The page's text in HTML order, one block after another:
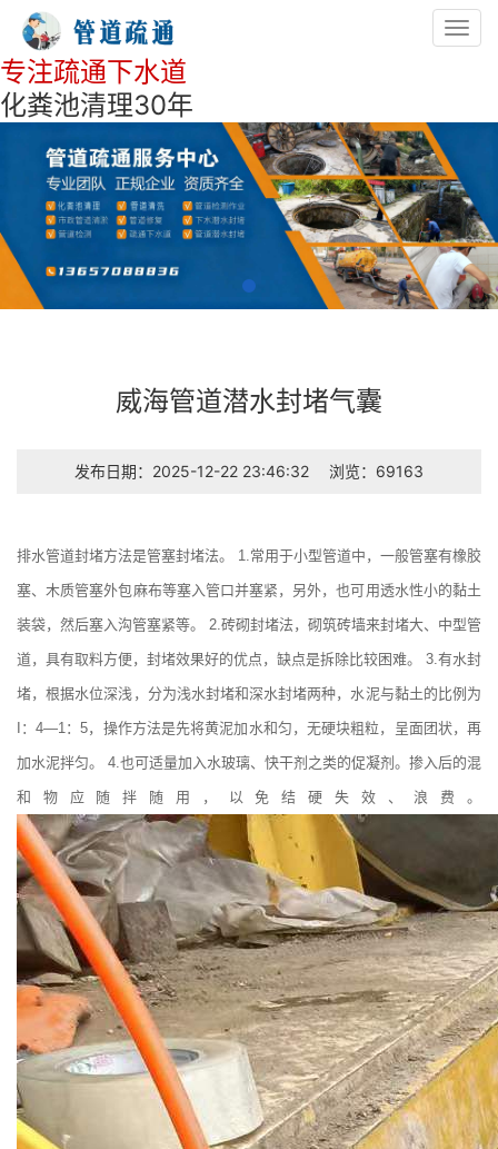
专注疏通下水道
化粪池清理30年
威海管道潜水封堵气囊
发布日期：2025-12-22 23:46:32 浏览：69163
排水管道封堵方法是管塞封堵法。 1.常用于小型管道中，一般管塞有橡胶
塞、木质管塞外包麻布等塞入管口并塞紧，另外，也可用透水性小的黏土
装袋，然后塞入沟管塞紧等。 2.砖砌封堵法，砌筑砖墙来封堵大、中型管
道，具有取料方便，封堵效果好的优点，缺点是拆除比较困难。 3.有水封
堵，根据水位深浅，分为浅水封堵和深水封堵两种，水泥与黏土的比例为
I：4—1：5，操作方法是先将黄泥加水和匀，无硬块粗粒，呈面团状，再
加水泥拌匀。 4.也可适量加入水玻璃、快干剂之类的促凝剂。掺入后的混
和物应随拌随用，以免结硬失效、浪费。